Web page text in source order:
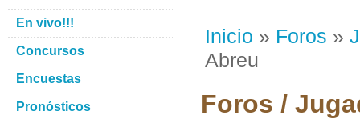
Inicio » Foros »
Abreu
Foros /
En vivo!!!
Concursos
Encuestas
Pronósticos